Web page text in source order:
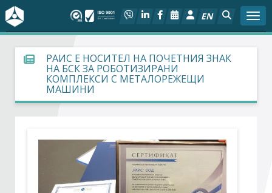
EN
За БСК
На фокус
Актуално
Социален диалог
РАИС Е НОСИТЕЛ НА ПОЧЕТНИЯ ЗНАК
НА БСК ЗА РОБОТИЗИРАНИ
КОМПЛЕКСИ С МЕТАЛОРЕЖЕЩИ
МАШИНИ